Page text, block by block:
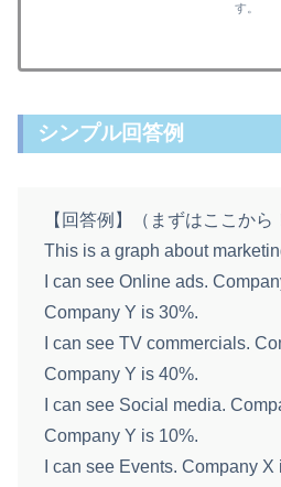
す。
シンプル回答例
【回答例】（まずはここから
This is a graph about
I can see Online ads.
Company Y is 30%.
I can see TV commercials.
Company Y is 40%.
I can see Social media.
Company Y is 10%.
I can see Events. Company